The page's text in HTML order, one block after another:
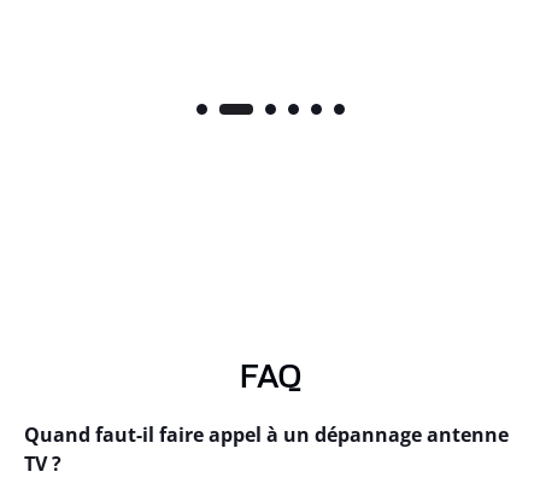
FAQ
Quand faut-il faire appel à un dépannage antenne
TV ?